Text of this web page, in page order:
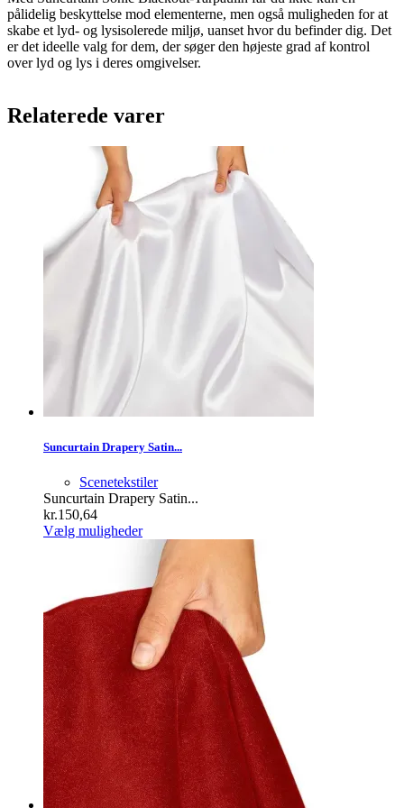
pålidelig beskyttelse mod elementerne, men også muligheden for at
skabe et lyd- og lysisolerede miljø, uanset hvor du befinder dig. Det
er det ideelle valg for dem, der søger den højeste grad af kontrol
over lyd og lys i deres omgivelser.
Relaterede varer
Suncurtain Drapery Satin...
Scenetekstiler
Suncurtain Drapery Satin...
kr.150,64
Vælg mulighederDette
vare
har
flere
varianter.
Mulighederne
kan
vælges
på
varesiden